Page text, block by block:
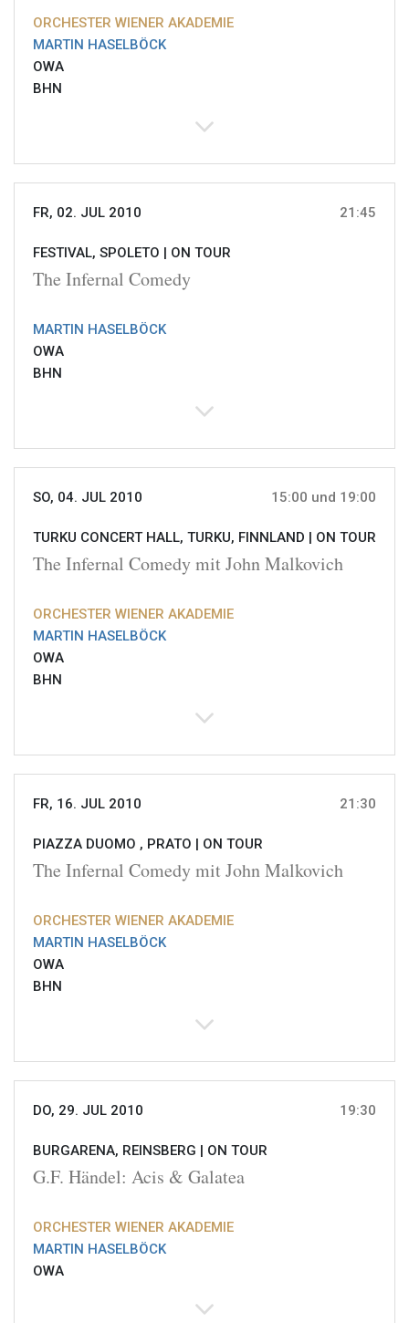
ORCHESTER WIENER AKADEMIE
MARTIN HASELBÖCK
OWA
BHN
FR, 02. JUL 2010 21:45
FESTIVAL, SPOLETO | ON TOUR
The Infernal Comedy
MARTIN HASELBÖCK
OWA
BHN
SO, 04. JUL 2010 15:00 und 19:00
TURKU CONCERT HALL, TURKU, FINNLAND | ON TOUR
The Infernal Comedy mit John Malkovich
ORCHESTER WIENER AKADEMIE
MARTIN HASELBÖCK
OWA
BHN
FR, 16. JUL 2010 21:30
PIAZZA DUOMO , PRATO | ON TOUR
The Infernal Comedy mit John Malkovich
ORCHESTER WIENER AKADEMIE
MARTIN HASELBÖCK
OWA
BHN
DO, 29. JUL 2010 19:30
BURGARENA, REINSBERG | ON TOUR
G.F. Händel: Acis & Galatea
ORCHESTER WIENER AKADEMIE
MARTIN HASELBÖCK
OWA